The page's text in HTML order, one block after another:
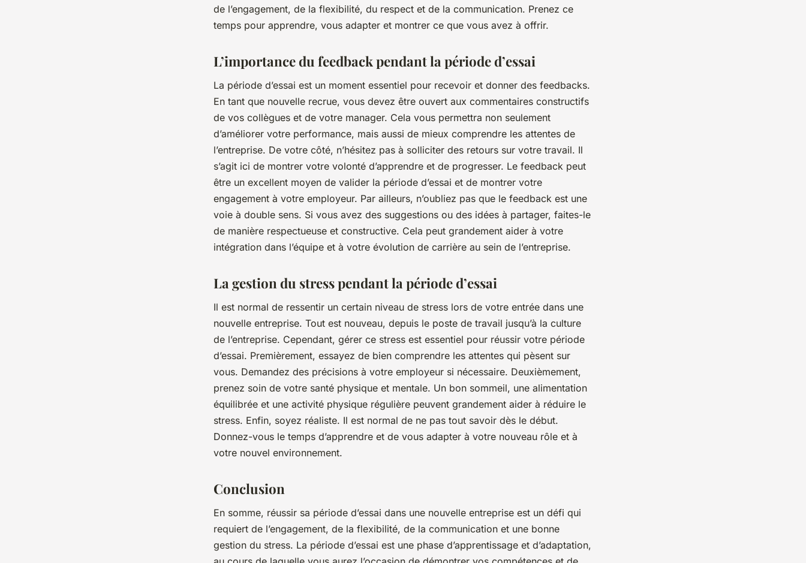
de l’engagement, de la flexibilité, du respect et de la communication. Prenez ce
temps pour apprendre, vous adapter et montrer ce que vous avez à offrir.
L’importance du feedback pendant la période d’essai
La période d’essai est un moment essentiel pour recevoir et donner des feedbacks.
En tant que nouvelle recrue, vous devez être ouvert aux commentaires constructifs
de vos collègues et de votre manager. Cela vous permettra non seulement
d’améliorer votre performance, mais aussi de mieux comprendre les attentes de
l’entreprise. De votre côté, n’hésitez pas à solliciter des retours sur votre travail. Il
s’agit ici de montrer votre volonté d’apprendre et de progresser. Le feedback peut
être un excellent moyen de valider la période d’essai et de montrer votre
engagement à votre employeur. Par ailleurs, n’oubliez pas que le feedback est une
voie à double sens. Si vous avez des suggestions ou des idées à partager, faites-le
de manière respectueuse et constructive. Cela peut grandement aider à votre
intégration dans l’équipe et à votre évolution de carrière au sein de l’entreprise.
La gestion du stress pendant la période d’essai
Il est normal de ressentir un certain niveau de stress lors de votre entrée dans une
nouvelle entreprise. Tout est nouveau, depuis le poste de travail jusqu’à la culture
de l’entreprise. Cependant, gérer ce stress est essentiel pour réussir votre période
d’essai. Premièrement, essayez de bien comprendre les attentes qui pèsent sur
vous. Demandez des précisions à votre employeur si nécessaire. Deuxièmement,
prenez soin de votre santé physique et mentale. Un bon sommeil, une alimentation
équilibrée et une activité physique régulière peuvent grandement aider à réduire le
stress. Enfin, soyez réaliste. Il est normal de ne pas tout savoir dès le début.
Donnez-vous le temps d’apprendre et de vous adapter à votre nouveau rôle et à
votre nouvel environnement.
Conclusion
En somme, réussir sa période d’essai dans une nouvelle entreprise est un défi qui
requiert de l’engagement, de la flexibilité, de la communication et une bonne
gestion du stress. La période d’essai est une phase d’apprentissage et d’adaptation,